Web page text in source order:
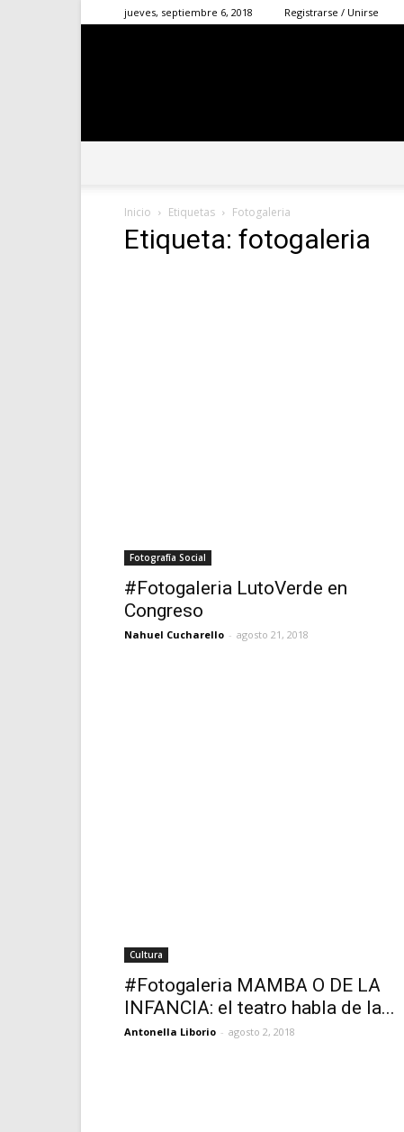
jueves, septiembre 6, 2018 Registrarse / Unirse
Inicio Etiquetas Fotogaleria
Etiqueta: fotogaleria
Fotografía Social
#Fotogaleria LutoVerde en
Congreso
Nahuel Cucharello - agosto 21, 2018
Cultura
#Fotogaleria MAMBA O DE LA
INFANCIA: el teatro habla de la...
Antonella Liborio - agosto 2, 2018